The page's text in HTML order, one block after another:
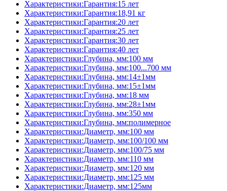
Характеристики:Гарантия:15 лет
Характеристики:Гарантия:18,91 кг
Характеристики:Гарантия:20 лет
Характеристики:Гарантия:25 лет
Характеристики:Гарантия:30 лет
Характеристики:Гарантия:40 лет
Характеристики:Глубина, мм:100 мм
Характеристики:Глубина, мм:100...700 мм
Характеристики:Глубина, мм:14±1мм
Характеристики:Глубина, мм:15±1мм
Характеристики:Глубина, мм:18 мм
Характеристики:Глубина, мм:28±1мм
Характеристики:Глубина, мм:350 мм
Характеристики:Глубина, мм:полимерное
Характеристики:Диаметр, мм:100 мм
Характеристики:Диаметр, мм:100/100 мм
Характеристики:Диаметр, мм:100/75 мм
Характеристики:Диаметр, мм:110 мм
Характеристики:Диаметр, мм:120 мм
Характеристики:Диаметр, мм:125 мм
Характеристики:Диаметр, мм:125мм